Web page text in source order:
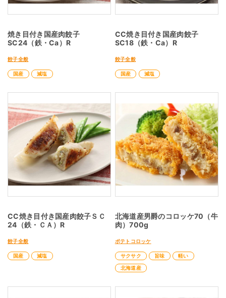
焼き目付き国産肉餃子
SC24（鉄・Ca）R
餃子全般
国産 減塩
CC焼き目付き国産肉餃子
SC18（鉄・Ca）R
餃子全般
国産 減塩
CC焼き目付き国産肉餃子ＳＣ
24（鉄・ＣＡ）R
餃子全般
国産 減塩
北海道産男爵のコロッケ70（牛
肉）700g
ポテトコロッケ
サクサク 旨味
軽い
北海道産